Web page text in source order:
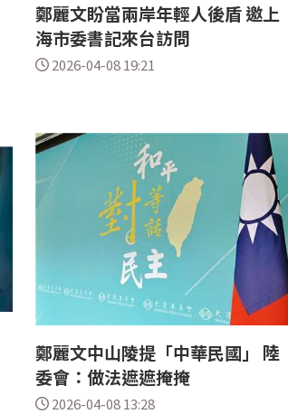
鄭麗文盼當兩岸年輕人後盾 邀上
海市委書記來台訪問
2026-04-08 19:21
鄭麗文中山陵提「中華民國」 陸
委會：做法遮遮掩掩
2026-04-08 13:28